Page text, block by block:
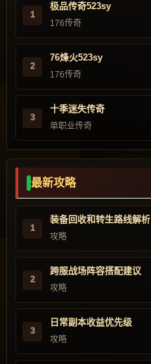
1
极品传奇523sy
176传奇
2
76烽火523sy
176传奇
3
十季迷失传奇
单职业传奇
最新攻略
1
装备回收和转生路线解析
攻略
2
跨服战场阵容搭配建议
攻略
3
日常副本收益优先级
攻略